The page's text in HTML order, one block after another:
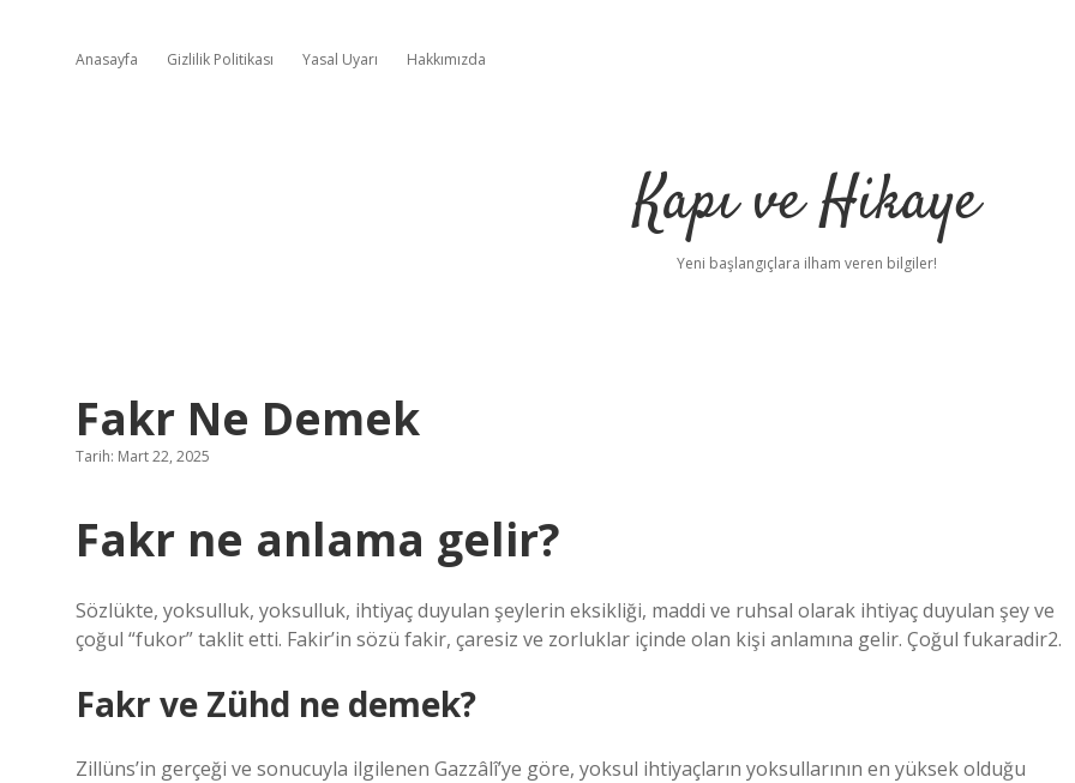
Anasayfa Gizlilik Politikası Yasal Uyarı Hakkımızda
Kapı ve Hikaye
Yeni başlangıçlara ilham veren bilgiler!
Fakr Ne Demek
Tarih: Mart 22, 2025
Fakr ne anlama gelir?
Sözlükte, yoksulluk, yoksulluk, ihtiyaç duyulan şeylerin eksikliği, maddi ve ruhsal olarak ihtiyaç duyulan şey ve
çoğul “fukor” taklit etti. Fakir’in sözü fakir, çaresiz ve zorluklar içinde olan kişi anlamına gelir. Çoğul fukaradir2.
Fakr ve Zühd ne demek?
Zillüns’in gerçeği ve sonucuyla ilgilenen Gazzâlî’ye göre, yoksul ihtiyaçların yoksullarının en yüksek olduğu